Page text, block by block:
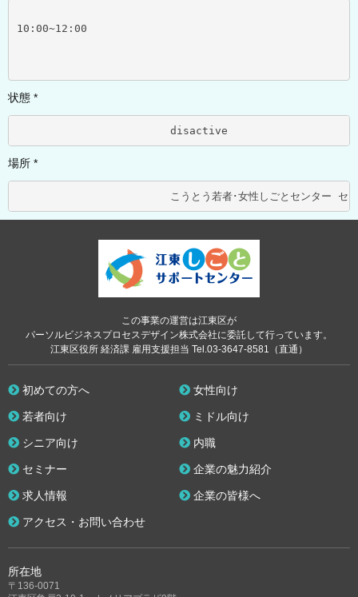
10:00~12:00
状態 *
場所 *
この事業の運営は江東区が
パーソルビジネスプロセスデザイン株式会社に委託して行っています。
江東区役所 経済課 雇用支援担当 Tel.03-3647-8581（直通）
所在地
〒136-0071
初めての方へ 女性向け
若者向け ミドル向け
シニア向け 内職
セミナー 企業の魅力紹介
求人情報 企業の皆様へ
アクセス・お問い合わせ